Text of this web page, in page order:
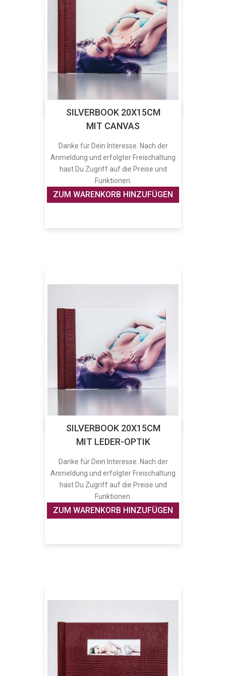
SILVERBOOK 20X15CM
MIT CANVAS
Danke für Dein Interesse. Nach der
Anmeldung und erfolgter Freischaltung
hast Du Zugriff auf die Preise und
Funktionen.
ZUM WARENKORB HINZUFÜGEN
SILVERBOOK 20X15CM
MIT LEDER-OPTIK
Danke für Dein Interesse. Nach der
Anmeldung und erfolgter Freischaltung
hast Du Zugriff auf die Preise und
Funktionen.
ZUM WARENKORB HINZUFÜGEN